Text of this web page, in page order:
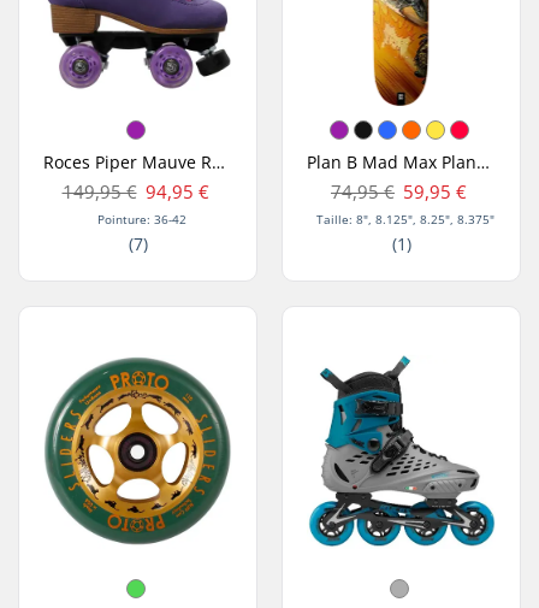
Roces Piper Mauve Rollers
149,95 € 94,95 €
Pointure: 36-42
(7)
Plan B Mad Max Planche De Skate
74,95 € 59,95 €
Taille: 8", 8.125", 8.25", 8.375"
(1)